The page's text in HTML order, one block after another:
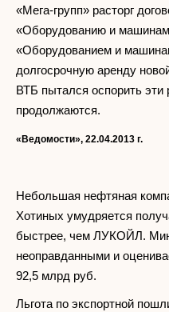
«Мега-групп» расторг
«Оборудованию и
«Оборудованием и
долгосрочную аренду
ВТБ пытался оспорить
продолжаются.
«Ведомости», 22.04.2013 г.
Небольшая нефтяная
Хотиных умудряется
быстрее, чем ЛУКОЙЛ.
неоправданными и
92,5 млрд руб.
Льгота по экспортной